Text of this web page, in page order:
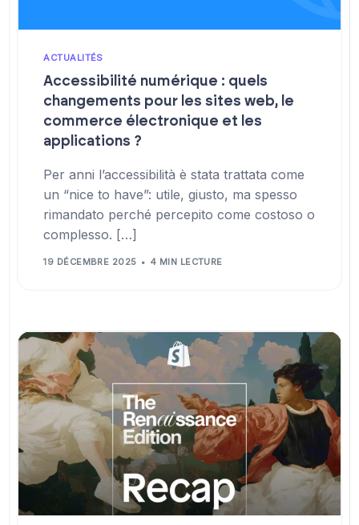
ACTUALITÉS
Accessibilité numérique : quels
changements pour les sites web, le
commerce électronique et les
applications ?
Per anni l’accessibilità è stata trattata come
un “nice to have”: utile, giusto, ma spesso
rimandato perché percepito come costoso o
complesso. […]
19 DÉCEMBRE 2025 4 MIN LECTURE